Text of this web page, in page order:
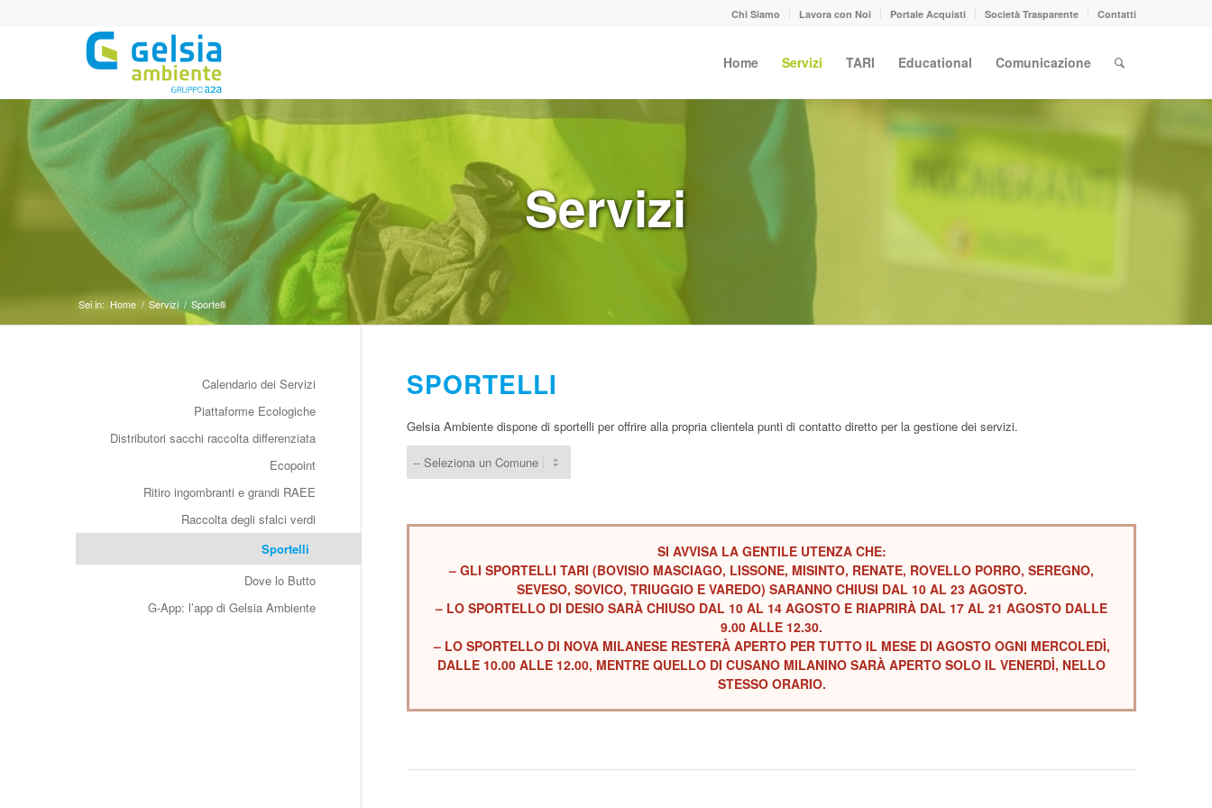
Chi Siamo Lavora con Noi Portale Acquisti Società Trasparente Contatti
Home Servizi TARI Educational Comunicazione
Servizi
Sei in: Home / Servizi / Sportelli
SPORTELLI
Gelsia Ambiente dispone di sportelli per offrire alla propria clientela punti di contatto diretto per la gestione dei servizi.
SI AVVISA LA GENTILE UTENZA CHE:
– GLI SPORTELLI TARI (BOVISIO MASCIAGO, LISSONE, MISINTO, RENATE, ROVELLO PORRO, SEREGNO,
SEVESO, SOVICO, TRIUGGIO E VAREDO) SARANNO CHIUSI DAL 10 AL 23 AGOSTO.
– LO SPORTELLO DI DESIO SARÀ CHIUSO DAL 10 AL 14 AGOSTO E RIAPRIRÀ DAL 17 AL 21 AGOSTO DALLE
9.00 ALLE 12.30.
– LO SPORTELLO DI NOVA MILANESE RESTERÀ APERTO PER TUTTO IL MESE DI AGOSTO OGNI MERCOLEDÌ,
DALLE 10.00 ALLE 12.00, MENTRE QUELLO DI CUSANO MILANINO SARÀ APERTO SOLO IL VENERDÌ, NELLO
STESSO ORARIO.
Calendario dei Servizi
Piattaforme Ecologiche
Distributori sacchi raccolta differenziata
Ecopoint
Ritiro ingombranti e grandi RAEE
Raccolta degli sfalci verdi
Sportelli
Dove lo Butto
G-App: l’app di Gelsia Ambiente